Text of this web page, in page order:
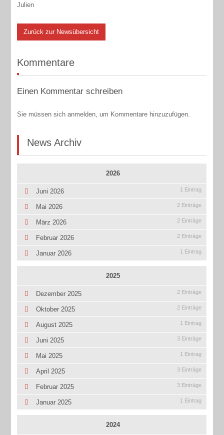
Julien
Zurück zur Newsübersicht
Kommentare
Einen Kommentar schreiben
Sie müssen sich anmelden, um Kommentare hinzuzufügen.
News Archiv
2026
Juni 2026 1 Eintrag
Mai 2026 2 Einträge
März 2026 2 Einträge
Februar 2026 2 Einträge
Januar 2026 1 Eintrag
2025
Dezember 2025 2 Einträge
Oktober 2025 2 Einträge
August 2025 1 Eintrag
Juni 2025 3 Einträge
Mai 2025 1 Eintrag
April 2025 3 Einträge
Februar 2025 3 Einträge
Januar 2025 1 Eintrag
2024